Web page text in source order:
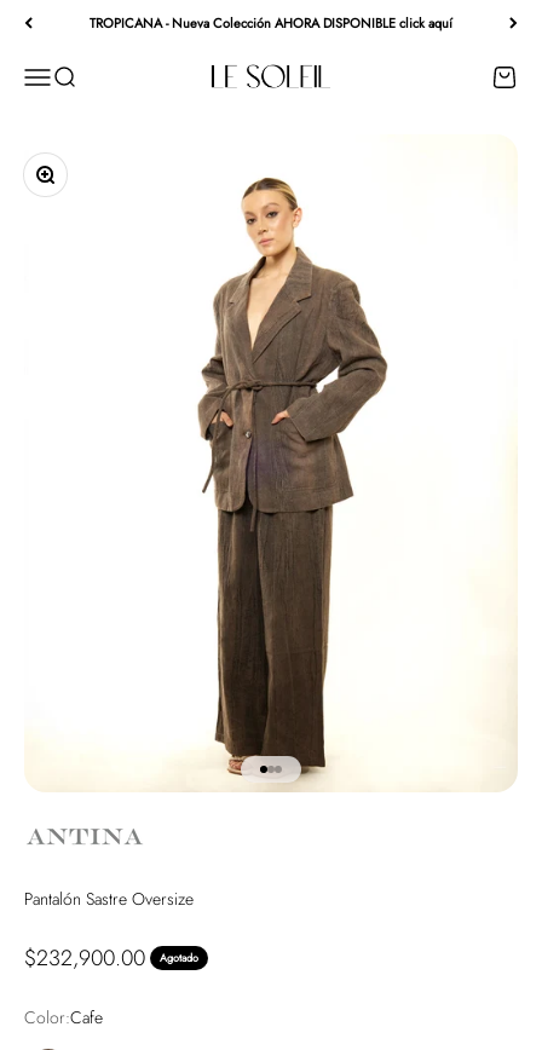
Ir al contenidoTROPICANA - Nueva Colección AHORA DISPONIBLE click aquí
MenúBuscar Le Soleil - Ropa de Playa Carrito
Zoom
Ir al artículo 1
Ir al artículo 2
Ir al artículo 3
Pantalón Sastre Oversize
Precio de oferta
$232,900.00 Agotado
Color:Cafe